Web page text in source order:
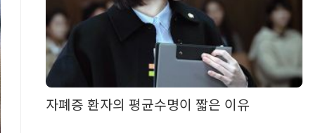
자폐증 환자의 평균수명이 짧은 이유